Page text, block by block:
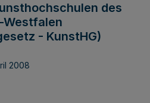
des
Westfalen
- KunstHG)
2008